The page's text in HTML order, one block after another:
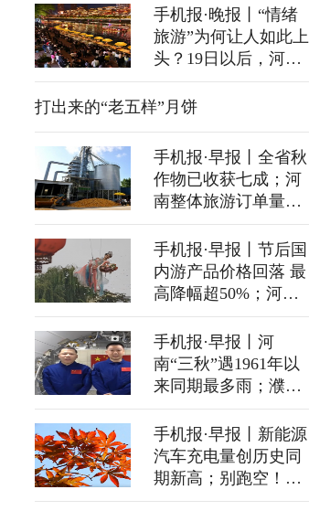
票价最实惠
手机报·晚报丨“情绪
旅游”为何让人如此上
头？19日以后，河南
连阴雨过程有望结束
打出来的“老五样”月饼
手机报·早报丨全省秋
作物已收获七成；河
南整体旅游订单量同
比增长10%
手机报·早报丨节后国
内游产品价格回落 最
高降幅超50%；河南
全省秋作物收获已超
六成
手机报·早报丨河
南“三秋”遇1961年以
来同期最多雨；濮阳
小伙儿捡到12万元现
金，婉拒万元酬谢
手机报·早报丨新能源
汽车充电量创历史同
期新高；别跑空！河
南多家景区已约满